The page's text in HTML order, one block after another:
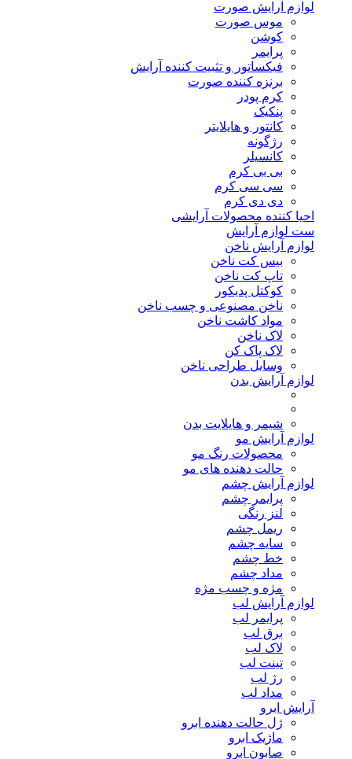
لوازم آرایش صورت
موس صورت
کوشن
پرایمر
فیکساتور و تثبیت کننده آرایش
برنزه کننده صورت
کرم پودر
پنکیک
کانتور و هایلایتر
رژگونه
کانسیلر
بی بی کرم
سی سی کرم
دی دی کرم
احیا کننده محصولات آرایشی
ست لوازم آرایش
لوازم آرایش ناخن
بیس کت ناخن
تاپ کت ناخن
کوکتل پدیکور
ناخن مصنوعی و چسب ناخن
مواد کاشت ناخن
لاک ناخن
لاک پاک کن
وسایل طراحی ناخن
لوازم آرایش بدن
شیمر و هایلایت بدن
لوازم آرایش مو
محصولات رنگ مو
حالت دهنده های مو
لوازم آرایش چشم
پرایمر چشم
لنز رنگی
ریمل چشم
سایه چشم
خط چشم
مداد چشم
مژه و چسب مژه
لوازم آرایش لب
پرایمر لب
برق لب
لاک لب
تینت لب
رژ لب
مداد لب
آرایش ابرو
ژل حالت دهنده ابرو
ماژیک ابرو
صابون ابرو